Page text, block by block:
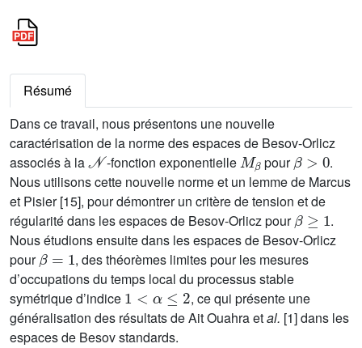
Résumé
Dans ce travail, nous présentons une nouvelle
caractérisation de la norme des espaces de Besov-Orlicz
associés à la
𝒩
-fonction exponentielle
Mβ
pour
β>0
.
Nous utilisons cette nouvelle norme et un lemme de Marcus
et Pisier [15], pour démontrer un critère de tension et de
régularité dans les espaces de Besov-Orlicz pour
β≥1
.
Nous étudions ensuite dans les espaces de Besov-Orlicz
pour
β=1
, des théorèmes limites pour les mesures
d’occupations du temps local du processus stable
symétrique d’indice
1<α≤2
, ce qui présente une
généralisation des résultats de Ait Ouahra etal. [1] dans les
espaces de Besov standards.